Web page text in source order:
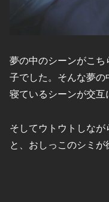
夢の中のシーンがこ
子でした。そんな夢
寝ているシーンが交互
そしてウトウトしな
と、おしっこのシミ